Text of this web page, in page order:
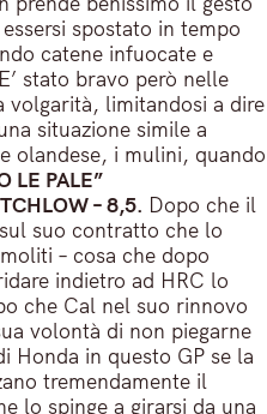
spostato in tempo
catene infuocate e
stato bravo però nelle
volgarità, limitandosi a dire
situazione simile a
olandese, i mulini, quando
LE PALE”
– 8,5. Dopo che il
suo contratto che lo
– cosa che dopo
indietro ad HRC lo
che Cal nel suo rinnovo
volontà di non piegarne
Honda in questo GP se la
tremendamente il
lo spinge a girarsi da una